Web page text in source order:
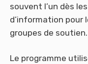
souvent l’un dès
d’information pour
groupes de soutien.
Le programme